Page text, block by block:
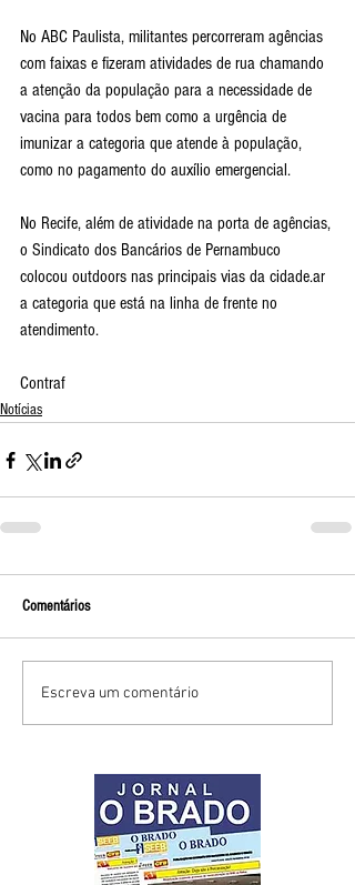
No ABC Paulista, militantes percorreram agências
com faixas e fizeram atividades de rua chamando
a atenção da população para a necessidade de
vacina para todos bem como a urgência de
imunizar a categoria que atende à população,
como no pagamento do auxílio emergencial.
No Recife, além de atividade na porta de agências,
o Sindicato dos Bancários de Pernambuco
colocou outdoors nas principais vias da cidade.ar
a categoria que está na linha de frente no
atendimento.
Contraf
Notícias
Comentários
Escreva um comentário